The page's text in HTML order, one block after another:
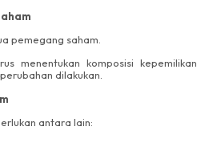
pemegang saham.
menentukan komposisi kepemilikan
dilakukan.
antara lain: